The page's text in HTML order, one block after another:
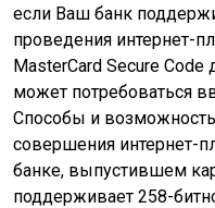
если Ваш банк
проведения интернет-
MasterCard Secure
может потребоваться
Способы и
совершения интернет-
банке, выпустившем
поддерживает 258-